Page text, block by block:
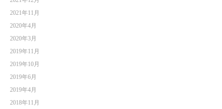
2021年11月
2020年4月
2020年3月
2019年11月
2019年10月
2019年6月
2019年4月
2018年11月